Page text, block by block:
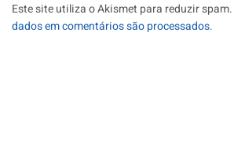
Este site utiliza o Akismet para reduzir spam.
dados em comentários são processados.